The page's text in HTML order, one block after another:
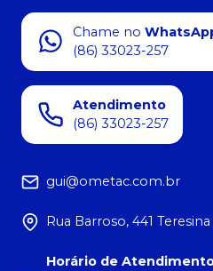
Chame no
(86) 33023-257
Atendimento
(86) 33023-257
gui@ometac.com.br
Rua Barroso, 441 Teresina
Horário de